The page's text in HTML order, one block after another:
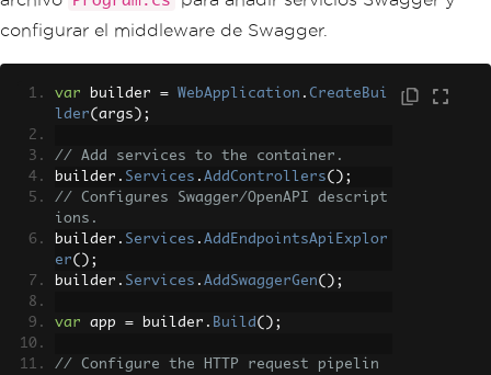
configurar el middleware de Swagger.
var builder = WebApplication . CreateBui
lder( args );
// Add services to the container.
builder . Services . AddControllers();
// Configures Swagger/OpenAPI descript
ions.
builder . Services . AddEndpointsApiExplor
er();
builder . Services . AddSwaggerGen();
var app = builder . Build ();
// Configure the HTTP request pipelin